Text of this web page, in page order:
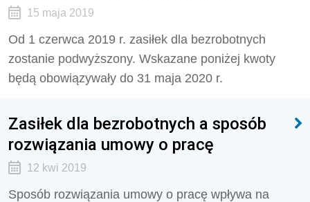
15 maja 2019
Od 1 czerwca 2019 r. zasiłek dla bezrobotnych
zostanie podwyższony. Wskazane poniżej kwoty
będą obowiązywały do 31 maja 2020 r.
Zasiłek dla bezrobotnych a sposób
rozwiązania umowy o pracę
12 kwi 2019
Sposób rozwiązania umowy o pracę wpływa na